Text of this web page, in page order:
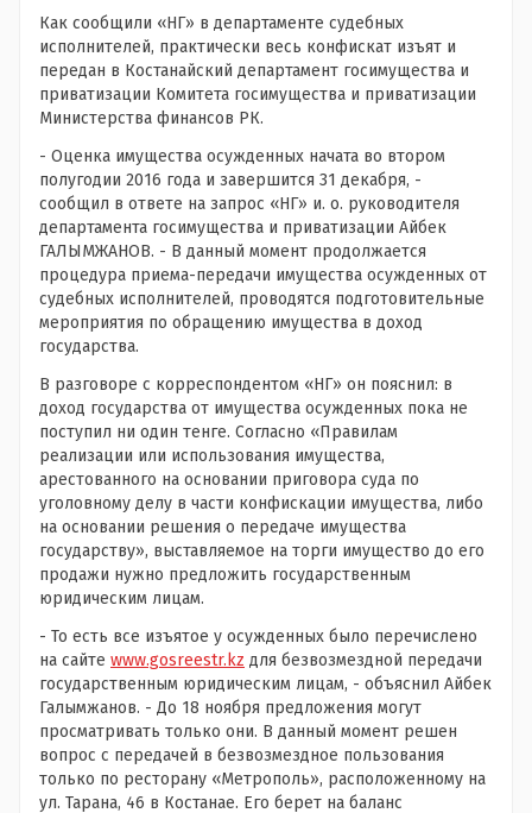
Как сообщили «НГ» в департаменте судебных
исполнителей, практически весь конфискат изъят и
передан в Костанайский департамент госимущества и
приватизации Комитета госимущества и приватизации
Министерства финансов РК.
- Оценка имущества осужденных начата во втором
полугодии 2016 года и завершится 31 декабря, -
сообщил в ответе на запрос «НГ» и. о. руководителя
департамента госимущества и приватизации Айбек
ГАЛЫМЖАНОВ. - В данный момент продолжается
процедура приема-передачи имущества осужденных от
судебных исполнителей, проводятся подготовительные
мероприятия по обращению имущества в доход
государства.
В разговоре с корреспондентом «НГ» он пояснил: в
доход государства от имущества осужденных пока не
поступил ни один тенге. Согласно «Правилам
реализации или использования имущества,
арестованного на основании приговора суда по
уголовному делу в части конфискации имущества, либо
на основании решения о передаче имущества
государству», выставляемое на торги имущество до его
продажи нужно предложить государственным
юридическим лицам.
- То есть все изъятое у осужденных было перечислено
на сайте www.gosreestr.kz для безвозмездной передачи
государственным юридическим лицам, - объяснил Айбек
Галымжанов. - До 18 ноября предложения могут
просматривать только они. В данный момент решен
вопрос с передачей в безвозмездное пользования
только по ресторану «Метрополь», расположенному на
ул. Тарана, 46 в Костанае. Его берет на баланс